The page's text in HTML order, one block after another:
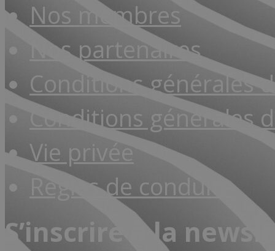
Nos membres
Nos partenaires
Conditions générales
Conditions générales
Vie privée
Règles de conduite
S’inscrire à la